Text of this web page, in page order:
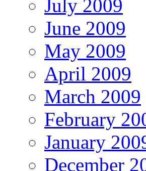
July 2009
June 2009
May 2009
April 2009
March 2009
February
January
December